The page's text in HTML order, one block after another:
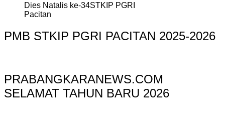
Dies Natalis ke-34STKIP PGRI
Pacitan
PMB STKIP PGRI PACITAN 2025-2026
PRABANGKARANEWS.COM
SELAMAT TAHUN BARU 2026